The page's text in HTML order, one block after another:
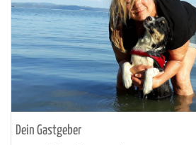
Dein Gastgeber